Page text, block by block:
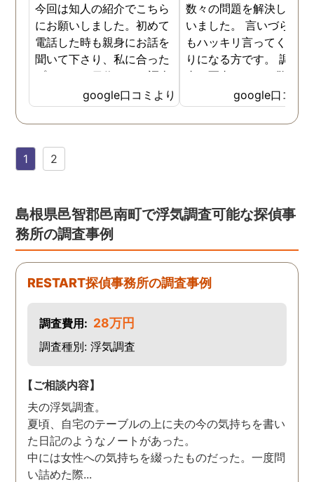
今回は知人の紹介でこちら
にお願いしました。初めて
電話した時も親身にお話を
聞いて下さり、私に合った
プランで15日位かけて調査
してもらいました。 噂通り
調査も細かく、こんな所ま
でしっかり撮ってくれたん
拠で旦那と今後の話しが早
で本当に色々と教えてくだ
さり、よくないことはしっ
かり注意してくださる方で
した。本当に感謝してま
す。また分からない事があ
願いします。 この度はあり
がとうございました！！
google口コミより
数々の問題を解決しても
いました。 言いづらい
もハッキリ言ってくれて
りになる方です。 調査
書の写真もいつも驚かさ
てどうやって撮ったのか
くと面白い話し聞かせて
れますね。 問題がない
google口コミ
1 2
島根県邑智郡邑南町で浮気調査可能な探偵事
務所の調査事例
RESTART探偵事務所の調査事例
調査費用: 28万円
調査種別: 浮気調査
【ご相談内容】
夫の浮気調査。
夏頃、自宅のテーブルの上に夫の今の気持ちを書い
た日記のようなノートがあった。
中には女性への気持ちを綴ったものだった。一度問
い詰めた際...